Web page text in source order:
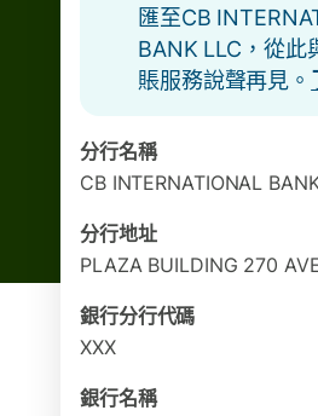
匯至CB
BANK LLC，從此
賬服務說聲再見。
分行名稱
CB INTERNATIONAL
分行地址
PLAZA BUILDING 270
銀行分行代碼
XXX
銀行名稱